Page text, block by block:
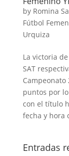
by Romina
Fútbol
Urquiza
La victoria
SAT
puntos por
con el título
fecha y hora
Entradas